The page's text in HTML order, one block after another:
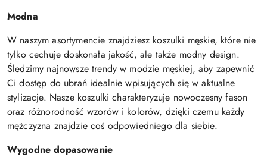
Modna
W naszym asortymencie znajdziesz koszulki męskie, które nie
tylko cechuje doskonała jakość, ale także modny design.
Śledzimy najnowsze trendy w modzie męskiej, aby zapewnić
Ci dostęp do ubrań idealnie wpisujących się w aktualne
stylizacje. Nasze koszulki charakteryzuje nowoczesny fason
oraz różnorodność wzorów i kolorów, dzięki czemu każdy
mężczyzna znajdzie coś odpowiedniego dla siebie.
Wygodne dopasowanie